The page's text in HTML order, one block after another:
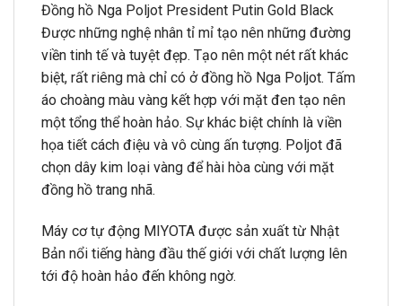
Đồng hồ Nga Poljot President Putin Gold Black
Được những nghệ nhân tỉ mỉ tạo nên những đường
viền tinh tế và tuyệt đẹp. Tạo nên một nét rất khác
biệt, rất riêng mà chỉ có ở đồng hồ Nga Poljot. Tấm
áo choàng màu vàng kết hợp với mặt đen tạo nên
một tổng thể hoàn hảo. Sự khác biệt chính là viền
họa tiết cách điệu và vô cùng ấn tượng. Poljot đã
chọn dây kim loại vàng để hài hòa cùng với mặt
đồng hồ trang nhã.
Máy cơ tự động MIYOTA được sản xuất từ Nhật
Bản nổi tiếng hàng đầu thế giới với chất lượng lên
tới độ hoàn hảo đến không ngờ.